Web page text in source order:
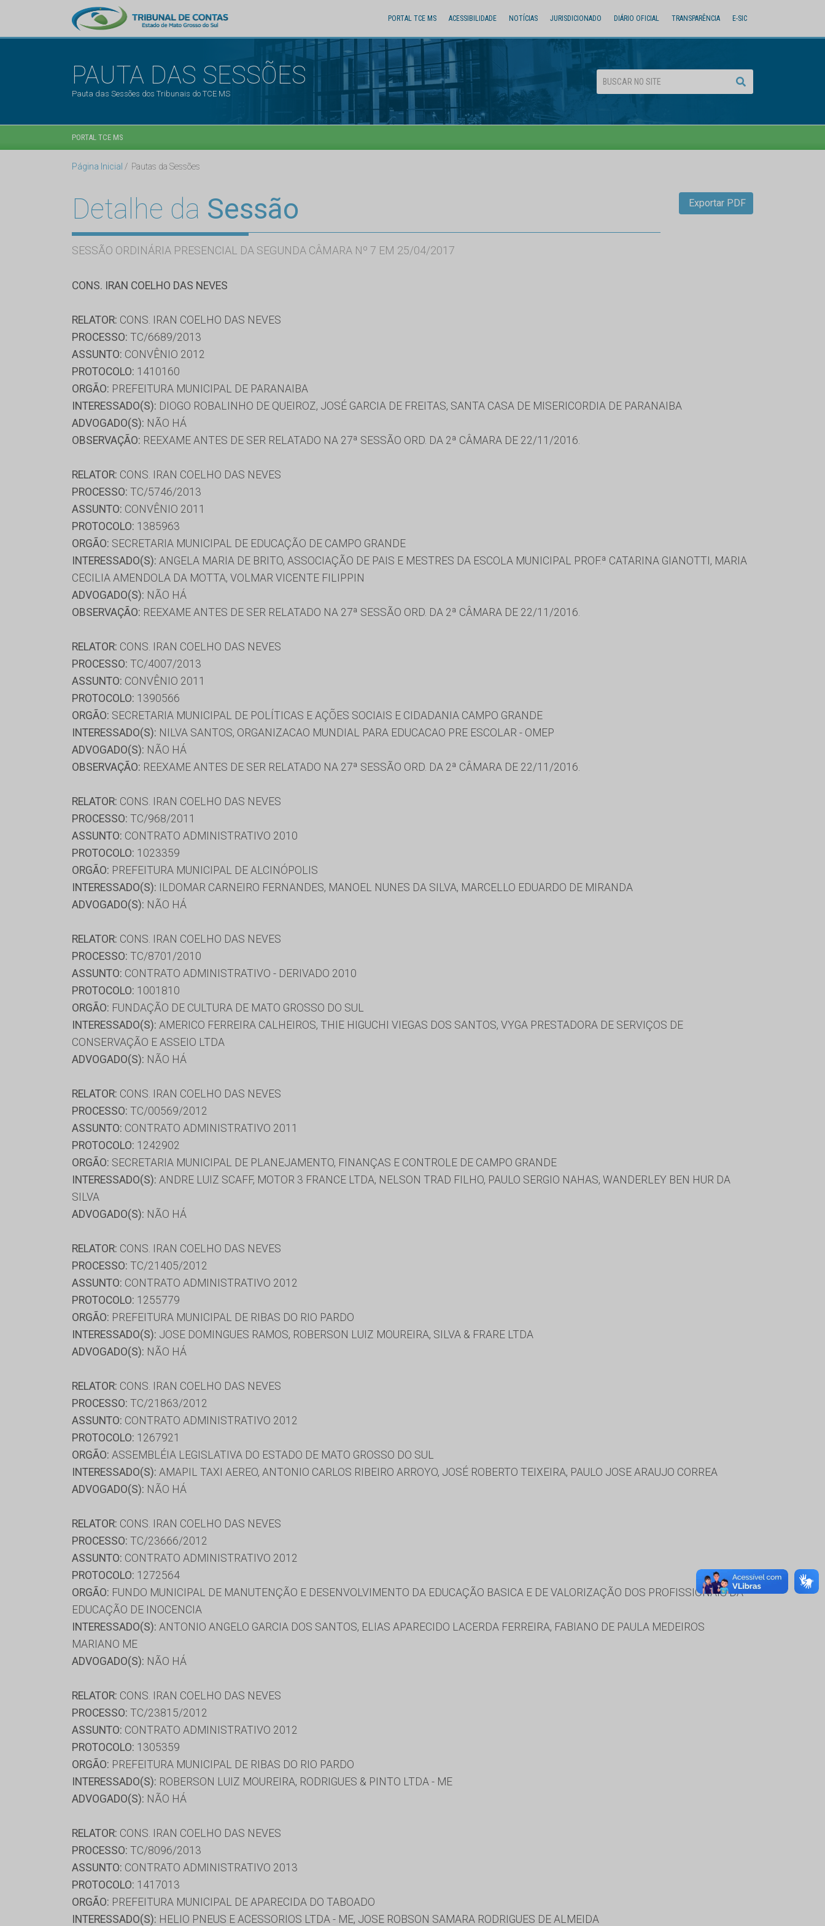
PORTAL TCE MS ACESSIBILIDADE NOTÍCIAS JURISDICIONADO DIÁRIO OFICIAL TRANSPARÊNCIA E-SIC
PAUTA DAS SESSÕES
Pauta das Sessões dos Tribunais do TCE MS
PORTAL TCE MS
Página Inicial Pautas da Sessões
Detalhe da Sessão
SESSÃO ORDINÁRIA PRESENCIAL DA SEGUNDA CÂMARA Nº 7 EM 25/04/2017
Exportar PDF
CONS. IRAN COELHO DAS NEVES
RELATOR: CONS. IRAN COELHO DAS NEVES
PROCESSO: TC/6689/2013
ASSUNTO: CONVÊNIO 2012
PROTOCOLO: 1410160
ORGÃO: PREFEITURA MUNICIPAL DE PARANAIBA
INTERESSADO(S): DIOGO ROBALINHO DE QUEIROZ, JOSÉ GARCIA DE FREITAS, SANTA CASA DE MISERICORDIA DE PARANAIBA
ADVOGADO(S): NÃO HÁ
OBSERVAÇÃO: REEXAME ANTES DE SER RELATADO NA 27ª SESSÃO ORD. DA 2ª CÂMARA DE 22/11/2016.
RELATOR: CONS. IRAN COELHO DAS NEVES
PROCESSO: TC/5746/2013
ASSUNTO: CONVÊNIO 2011
PROTOCOLO: 1385963
ORGÃO: SECRETARIA MUNICIPAL DE EDUCAÇÃO DE CAMPO GRANDE
INTERESSADO(S): ANGELA MARIA DE BRITO, ASSOCIAÇÃO DE PAIS E MESTRES DA ESCOLA MUNICIPAL PROF.ª CATARINA GIANOTTI, MARIA
CECILIA AMENDOLA DA MOTTA, VOLMAR VICENTE FILIPPIN
ADVOGADO(S): NÃO HÁ
OBSERVAÇÃO: REEXAME ANTES DE SER RELATADO NA 27ª SESSÃO ORD. DA 2ª CÂMARA DE 22/11/2016.
RELATOR: CONS. IRAN COELHO DAS NEVES
PROCESSO: TC/4007/2013
ASSUNTO: CONVÊNIO 2011
PROTOCOLO: 1390566
ORGÃO: SECRETARIA MUNICIPAL DE POLÍTICAS E AÇÕES SOCIAIS E CIDADANIA CAMPO GRANDE
INTERESSADO(S): NILVA SANTOS, ORGANIZACAO MUNDIAL PARA EDUCACAO PRE ESCOLAR - OMEP
ADVOGADO(S): NÃO HÁ
OBSERVAÇÃO: REEXAME ANTES DE SER RELATADO NA 27ª SESSÃO ORD. DA 2ª CÂMARA DE 22/11/2016.
RELATOR: CONS. IRAN COELHO DAS NEVES
PROCESSO: TC/968/2011
ASSUNTO: CONTRATO ADMINISTRATIVO 2010
PROTOCOLO: 1023359
ORGÃO: PREFEITURA MUNICIPAL DE ALCINÓPOLIS
INTERESSADO(S): ILDOMAR CARNEIRO FERNANDES, MANOEL NUNES DA SILVA, MARCELLO EDUARDO DE MIRANDA
ADVOGADO(S): NÃO HÁ
RELATOR: CONS. IRAN COELHO DAS NEVES
PROCESSO: TC/8701/2010
ASSUNTO: CONTRATO ADMINISTRATIVO - DERIVADO 2010
PROTOCOLO: 1001810
ORGÃO: FUNDAÇÃO DE CULTURA DE MATO GROSSO DO SUL
INTERESSADO(S): AMERICO FERREIRA CALHEIROS, THIE HIGUCHI VIEGAS DOS SANTOS, VYGA PRESTADORA DE SERVIÇOS DE
CONSERVAÇÃO E ASSEIO LTDA
ADVOGADO(S): NÃO HÁ
RELATOR: CONS. IRAN COELHO DAS NEVES
PROCESSO: TC/00569/2012
ASSUNTO: CONTRATO ADMINISTRATIVO 2011
PROTOCOLO: 1242902
ORGÃO: SECRETARIA MUNICIPAL DE PLANEJAMENTO, FINANÇAS E CONTROLE DE CAMPO GRANDE
INTERESSADO(S): ANDRE LUIZ SCAFF, MOTOR 3 FRANCE LTDA, NELSON TRAD FILHO, PAULO SERGIO NAHAS, WANDERLEY BEN HUR DA
SILVA
ADVOGADO(S): NÃO HÁ
RELATOR: CONS. IRAN COELHO DAS NEVES
PROCESSO: TC/21405/2012
ASSUNTO: CONTRATO ADMINISTRATIVO 2012
PROTOCOLO: 1255779
ORGÃO: PREFEITURA MUNICIPAL DE RIBAS DO RIO PARDO
INTERESSADO(S): JOSE DOMINGUES RAMOS, ROBERSON LUIZ MOUREIRA, SILVA & FRARE LTDA
ADVOGADO(S): NÃO HÁ
RELATOR: CONS. IRAN COELHO DAS NEVES
PROCESSO: TC/21863/2012
ASSUNTO: CONTRATO ADMINISTRATIVO 2012
PROTOCOLO: 1267921
ORGÃO: ASSEMBLÉIA LEGISLATIVA DO ESTADO DE MATO GROSSO DO SUL
INTERESSADO(S): AMAPIL TAXI AEREO, ANTONIO CARLOS RIBEIRO ARROYO, JOSÉ ROBERTO TEIXEIRA, PAULO JOSE ARAUJO CORREA
ADVOGADO(S): NÃO HÁ
RELATOR: CONS. IRAN COELHO DAS NEVES
PROCESSO: TC/23666/2012
ASSUNTO: CONTRATO ADMINISTRATIVO 2012
PROTOCOLO: 1272564
ORGÃO: FUNDO MUNICIPAL DE MANUTENÇÃO E DESENVOLVIMENTO DA EDUCAÇÃO BASICA E DE VALORIZAÇÃO DOS PROFISSIONAIS DA
EDUCAÇÃO DE INOCENCIA
INTERESSADO(S): ANTONIO ANGELO GARCIA DOS SANTOS, ELIAS APARECIDO LACERDA FERREIRA, FABIANO DE PAULA MEDEIROS
MARIANO ME
ADVOGADO(S): NÃO HÁ
RELATOR: CONS. IRAN COELHO DAS NEVES
PROCESSO: TC/23815/2012
ASSUNTO: CONTRATO ADMINISTRATIVO 2012
PROTOCOLO: 1305359
ORGÃO: PREFEITURA MUNICIPAL DE RIBAS DO RIO PARDO
INTERESSADO(S): ROBERSON LUIZ MOUREIRA, RODRIGUES & PINTO LTDA - ME
ADVOGADO(S): NÃO HÁ
RELATOR: CONS. IRAN COELHO DAS NEVES
PROCESSO: TC/8096/2013
ASSUNTO: CONTRATO ADMINISTRATIVO 2013
PROTOCOLO: 1417013
ORGÃO: PREFEITURA MUNICIPAL DE APARECIDA DO TABOADO
INTERESSADO(S): HELIO PNEUS E ACESSORIOS LTDA - ME, JOSE ROBSON SAMARA RODRIGUES DE ALMEIDA